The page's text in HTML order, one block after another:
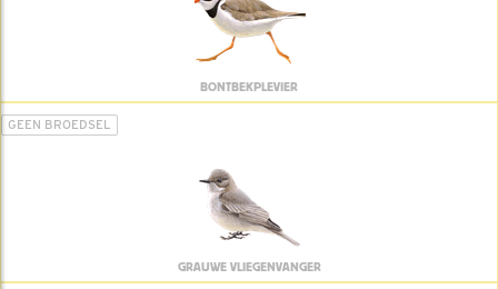
BONTBEKPLEVIER
GEEN BROEDSEL
GRAUWE VLIEGENVANGER